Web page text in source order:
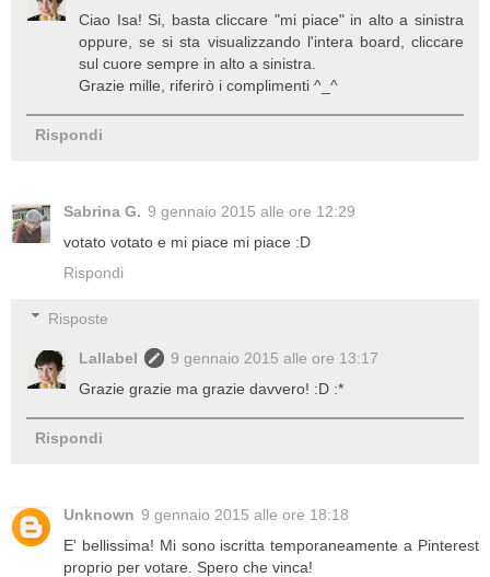
Ciao Isa! Si, basta cliccare "mi piace" in alto a sinistra
oppure, se si sta visualizzando l'intera board, cliccare
sul cuore sempre in alto a sinistra.
Grazie mille, riferirò i complimenti ^_^
Rispondi
Sabrina G. 9 gennaio 2015 alle ore 12:29
votato votato e mi piace mi piace :D
Rispondi
Risposte
Lallabel
9 gennaio 2015 alle ore 13:17
Grazie grazie ma grazie davvero! :D :*
Rispondi
Unknown 9 gennaio 2015 alle ore 18:18
E' bellissima! Mi sono iscritta temporaneamente a Pinterest
proprio per votare. Spero che vinca!